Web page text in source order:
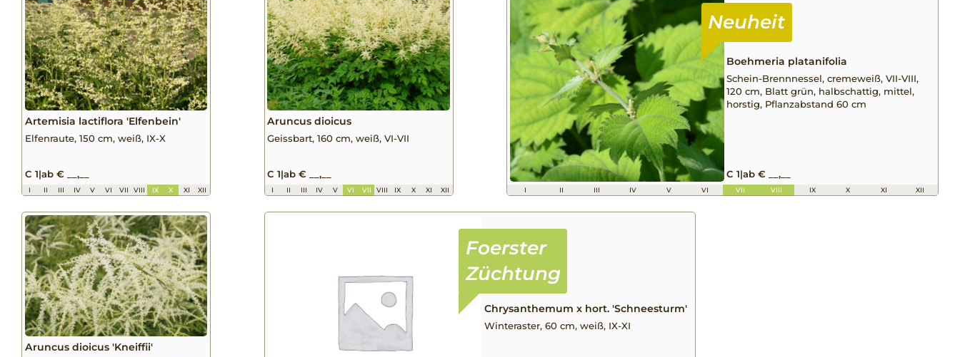
Artemisia lactiflora 'Elfenbein'
Elfenraute, 150 cm, weiß, IX-X
C 1|ab € __,__
I II III IV V VI VII VIII IX X XI XII
Aruncus dioicus
Geissbart, 160 cm, weiß, VI-VII
C 1|ab € __,__
I II III IV V VI VII VIII IX X XI XII
Boehmeria platanifolia
Schein-Brennnessel, cremeweiß, VII-VIII,
120 cm, Blatt grün, halbschattig, mittel,
horstig, Pflanzabstand 60 cm
C 1|ab € __,__
I II III IV V VI VII VIII IX X XI XII
Aruncus dioicus 'Kneiffii'
Chrysanthemum x hort. 'Schneesturm'
Winteraster, 60 cm, weiß, IX-XI